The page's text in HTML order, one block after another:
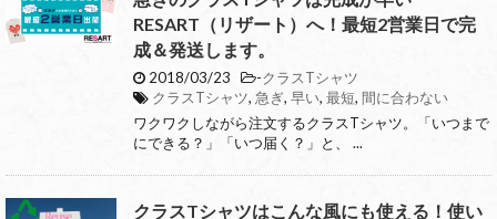
RESART（リザート）へ！最短2営業日で完
成＆発送します。
2018/03/23 -クラスTシャツ
クラスTシャツ, 急ぎ, 早い, 最短, 間に合わない
ワクワクしながら注文するクラスTシャツ。「いつまで
にできる？」「いつ届く？」と、 ...
クラスTシャツはこんな風にも使える！使い